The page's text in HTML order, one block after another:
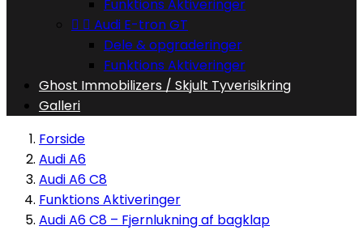
Funktions Aktiveringer
  Audi E-tron GT
Dele & opgraderinger
Funktions Aktiveringer
Ghost Immobilizers / Skjult Tyverisikring
Galleri
Forside
Audi A6
Audi A6 C8
Funktions Aktiveringer
Audi A6 C8 – Fjernlukning af bagklap